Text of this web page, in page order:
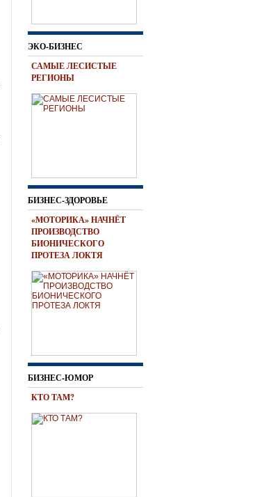
ЭКО-БИЗНЕС
САМЫЕ ЛЕСИСТЫЕ
РЕГИОНЫ
БИЗНЕС-ЗДОРОВЬЕ
«МОТОРИКА» НАЧНЁТ
ПРОИЗВОДСТВО
БИОНИЧЕСКОГО
ПРОТЕЗА ЛОКТЯ
БИЗНЕС-ЮМОР
КТО ТАМ?